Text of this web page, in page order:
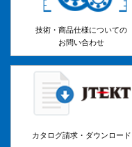
技術・商品仕様についての
お問い合わせ
カタログ請求・ダウンロード